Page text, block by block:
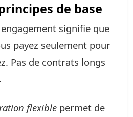
de base
signifie que
payez seulement pour
Pas de contrats longs
flexible permet de